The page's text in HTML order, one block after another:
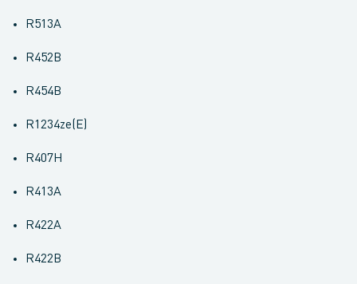
R513A
R452B
R454B
R1234ze(E)
R407H
R413A
R422A
R422B